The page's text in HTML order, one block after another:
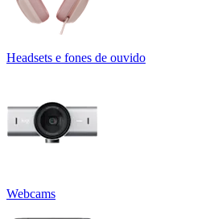
Headsets e fones de ouvido
Webcams